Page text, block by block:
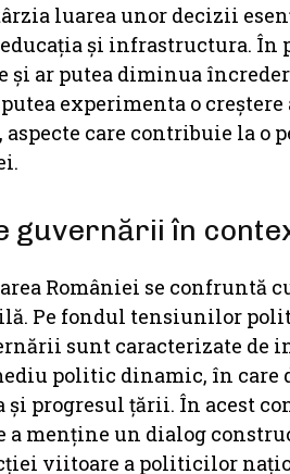
luarea unor decizii
educația și infrastructura.
ar putea diminua
experimenta o
care contribuie la o
guvernării în
României se confruntă
Pe fondul tensiunilor
sunt caracterizate
politic dinamic, în
progresul țării. În acest
menține un dialog
viitoare a politicilor